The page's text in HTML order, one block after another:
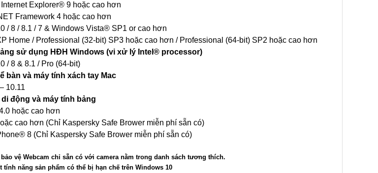
Explorer® 9 hoặc cao hơn
Framework 4 hoặc cao hơn
/ 8 / 8.1 / 7 & Windows Vista® SP1 or cao hơn
Home / Professional (32-bit) SP3 hoặc cao hơn / Professional (64-bit) SP2 hoặc cao hơn
sử dụng HĐH Windows (vi xử lý Intel® processor)
/ 8 & 8.1 / Pro (64-bit)
bàn và máy tính xách tay Mac
10.11
động và máy tính bảng
hoặc cao hơn
cao hơn (Chỉ Kaspersky Safe Brower miễn phí sẵn có)
8 (Chỉ Kaspersky Safe Brower miễn phí sẵn có)
vệ Webcam chỉ sẵn có với camera nằm trong danh sách tương thích.
tính năng sản phẩm có thể bị hạn chế trên Windows 10